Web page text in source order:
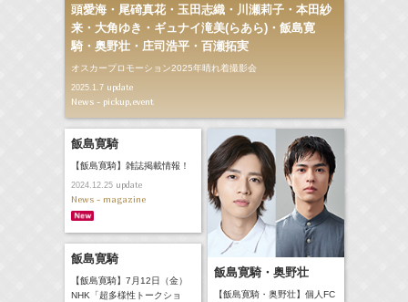
頭愛海・尾碕真花・玉田志織・川瀬莉子・本田紗
来・大角ゆき・ギュナイ滝美(らあら)・飯島寛
騎・奥野壮・庄司浩平・百瀬拓実
オスカープロモーション2025年晴れ着撮影会
2025.1.7update
News - pickup,event
飯島寛騎
【飯島寛騎】雑誌掲載情報！
2024.12.25update
News - magazine
飯島寛騎・奥野壮
【飯島寛騎・奥野壮】個人FC
飯島寛騎
【飯島寛騎】7月12日（金）
NHK「超多様性トークショ